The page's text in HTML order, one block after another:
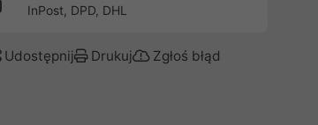
InPost, DPD, DHL
Udostępnij Drukuj Zgłoś błąd